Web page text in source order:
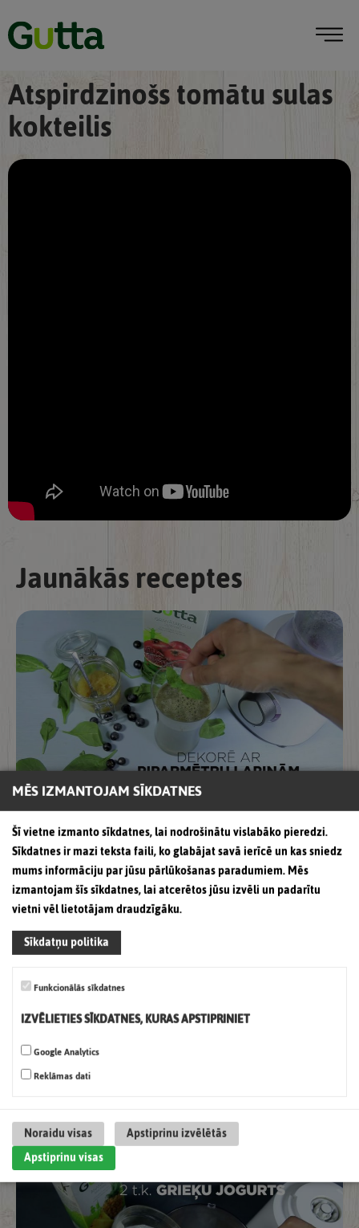
Atspirdzinošs tomātu sulas
kokteilis
Jaunākās receptes
Granātābolu dzēriena kokteilis
imūnsistēmai
Sarkano vīnogu nektāra limonāde
MĒS IZMANTOJAM SĪKDATNES
Šī vietne izmanto sīkdatnes, lai nodrošinātu vislabāko pieredzi.
Sīkdatnes ir mazi teksta faili, ko glabājat savā ierīcē un kas sniedz
mums informāciju par jūsu pārlūkošanas paradumiem. Mēs
izmantojam šīs sīkdatnes, lai atcerētos jūsu izvēli un padarītu
vietni vēl lietotājam draudzīgāku.
Sīkdatņu politika
Funkcionālās sīkdatnes
IZVĒLIETIES SĪKDATNES, KURAS APSTIPRINIET
Google Analytics
Reklāmas dati
Noraidu visas
Apstiprinu izvēlētās
Apstiprinu visas